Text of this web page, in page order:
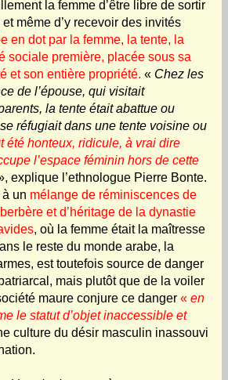
la femme d’être libre de sortir
même d’y recevoir des invités
en dot par la femme, la tente, la
sociale première, placée sous sa
et son entière propriété. « Chez les
de l’épouse, qui visitait
la tente était abattue ou
réfugiait dans une tente voisine ou
été honteux, ridicule, à vrai dire
l’espace féminin hors de cette
explique l’ethnologue Pierre Bonte.
un mélange de réminiscences de
et d’héritage de la dynastie
, où la femme était la maîtresse
le reste du monde arabe, la
est toutefois source de danger
mais plutôt que de la voiler
maure conjure ce danger « en
le statut d’objet inaccessible et
culture du désir masculin inassouvi